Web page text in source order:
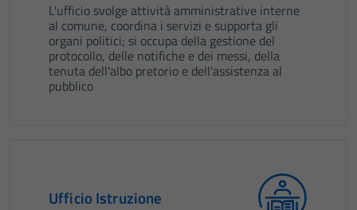
L'ufficio svolge attività amministrative interne
al comune, coordina i servizi e supporta gli
organi politici; si occupa della gestione del
protocollo, delle notifiche e dei messi, della
tenuta dell'albo pretorio e dell'assistenza al
pubblico
Ufficio Istruzione